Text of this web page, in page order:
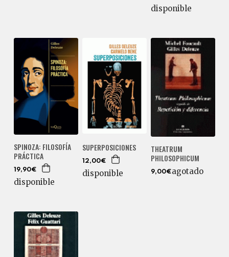
disponible
SPINOZA: FILOSOFÍA
PRÁCTICA
19,90€
disponible
SUPERPOSICIONES
12,00€
disponible
THEATRUM
PHILOSOPHICUM
9,00€agotado